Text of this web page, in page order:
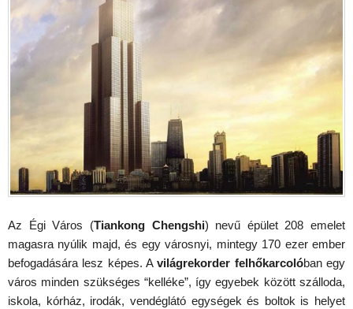
Az Égi Város (Tiankong Chengshi) nevű épület 208 emelet
magasra nyúlik majd, és egy városnyi, mintegy 170 ezer ember
befogadására lesz képes. Avilágrekorder felhőkarcolóban egy
város minden szükséges “kelléke”, így egyebek között szálloda,
iskola, kórház, irodák, vendéglátó egységek és boltok is helyet